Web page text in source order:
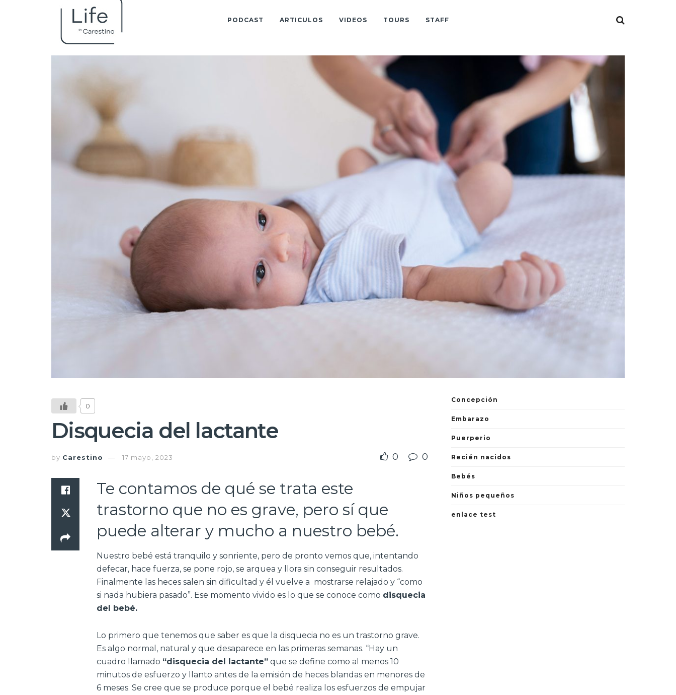
PODCAST ARTICULOS VIDEOS TOURS STAFF
0
Disquecia del lactante
by Carestino 17 mayo, 2023 0 0
Te contamos de qué se trata este
trastorno que no es grave, pero sí que
puede alterar y mucho a nuestro bebé.
Nuestro bebé está tranquilo y sonriente, pero de pronto vemos que, intentando
defecar, hace fuerza, se pone rojo, se arquea y llora sin conseguir resultados.
Finalmente las heces salen sin dificultad y él vuelve a mostrarse relajado y “como
si nada hubiera pasado”. Ese momento vivido es lo que se conoce como disquecia
del bebé.
Lo primero que tenemos que saber es que la disquecia no es un trastorno grave.
Es algo normal, natural y que desaparece en las primeras semanas. “Hay un
cuadro llamado “disquecia del lactante” que se define como al menos 10
minutos de esfuerzo y llanto antes de la emisión de heces blandas en menores de
6 meses. Se cree que se produce porque el bebé realiza los esfuerzos de empujar
Concepción
Embarazo
Puerperio
Recién nacidos
Bebés
Niños pequeños
enlace test